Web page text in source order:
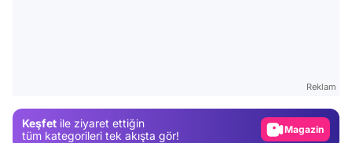
Reklam
Keşfet ile ziyaret ettiğin
tüm kategorileri tek akışta gör!
Video